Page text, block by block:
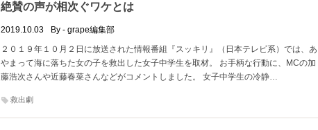
絶賛の声が相次ぐワケとは
2019.10.03
By - grape編集部
２０１９年１０月２日に放送された情報番組『スッキリ』（日本テレビ系）では、あ
やまって海に落ちた女の子を救出した女子中学生を取材。 お手柄な行動に、MCの加
藤浩次さんや近藤春菜さんなどがコメントしました。 女子中学生の冷静…
救出劇